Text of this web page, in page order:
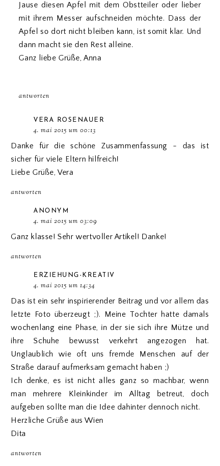
Jause diesen Apfel mit dem Obstteiler oder lieber
mit ihrem Messer aufschneiden möchte. Dass der
Apfel so dort nicht bleiben kann, ist somit klar. Und
dann macht sie den Rest alleine.
Ganz liebe Grüße, Anna
antworten
VERA ROSENAUER
4. mai 2015 um 00:13
Danke für die schöne Zusammenfassung - das ist
sicher für viele Eltern hilfreich!
Liebe Grüße, Vera
antworten
ANONYM
4. mai 2015 um 03:09
Ganz klasse! Sehr wertvoller Artikel! Danke!
antworten
ERZIEHUNG-KREATIV
4. mai 2015 um 14:34
Das ist ein sehr inspirierender Beitrag und vor allem das
letzte Foto überzeugt ;). Meine Tochter hatte damals
wochenlang eine Phase, in der sie sich ihre Mütze und
ihre Schuhe bewusst verkehrt angezogen hat.
Unglaublich wie oft uns fremde Menschen auf der
Straße darauf aufmerksam gemacht haben ;)
Ich denke, es ist nicht alles ganz so machbar, wenn
man mehrere Kleinkinder im Alltag betreut, doch
aufgeben sollte man die Idee dahinter dennoch nicht.
Herzliche Grüße aus Wien
Dita
antworten